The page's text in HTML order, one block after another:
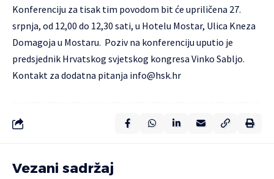
Konferenciju za tisak tim povodom bit će upriličena 27.
srpnja, od 12,00 do 12,30 sati, u Hotelu Mostar, Ulica Kneza
Domagoja u Mostaru. Poziv na konferenciju uputio je
predsjednik Hrvatskog svjetskog kongresa Vinko Sabljo.
Kontakt za dodatna pitanja info@hsk.hr
Vezani sadržaj